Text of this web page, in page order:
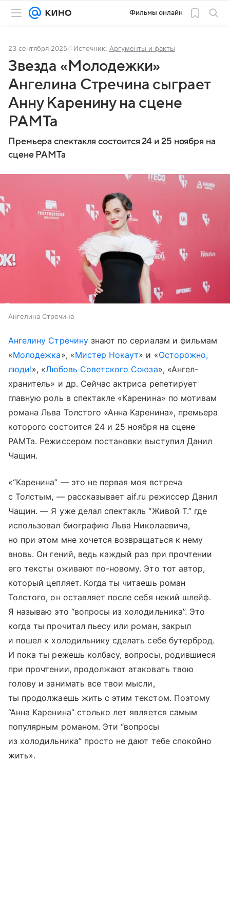
Фильмы онлайн
23 сентября 2025 Источник: Аргументы и факты
Звезда «Молодежки»
Ангелина Стречина сыграет
Анну Каренину на сцене
РАМТа
Премьера спектакля состоится 24 и 25 ноября на
сцене РАМТа
Ангелина Стречина
Ангелину Стречинузнают по сериaлaм и фильмам
«Молодежкa», «Мистер Нокaут» и «Осторожно,
люди!», «Любовь Советского Союза», «Ангел-
хранитель» и др. Сейчас актриса репетирует
главную роль в спектакле «Каренина» по мотивам
романа Льва Толстого «Анна Каренина», премьера
которого состоится 24 и 25 ноября на сцене
РАМТа. Режиссером постановки выступил Данил
Чащин.
«“Каренина” — это не первая моя встреча
с Толстым, — рассказывает aif.ru режиссер Данил
Чащин. — Я уже делал спектакль “Живой Т.” где
использовал биографию Льва Николаевича,
но при этом мне хочется возвращаться к нему
вновь. Он гений, ведь каждый раз при прочтении
его тексты оживают по-новому. Это тот автор,
который цепляет. Когда ты читаешь роман
Толстого, он оставляет после себя некий шлейф.
Я называю это “вопросы из холодильника”. Это
когда ты прочитал пьесу или роман, закрыл
и пошел к холодильнику сделать себе бутерброд.
И пока ты режешь колбасу, вопросы, родившиеся
при прочтении, продолжают атаковать твою
голову и занимать все твои мысли,
ты продолжаешь жить с этим текстом. Поэтому
“Анна Каренина” столько лет является самым
популярным романом. Эти “вопросы
из холодильника” просто не дают тебе спокойно
жить».